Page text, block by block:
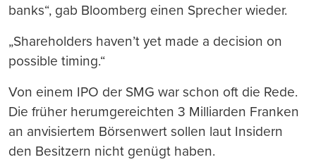
banks“, gab Bloomberg einen Sprecher wieder.
„Shareholders haven’t yet made a decision on
possible timing.“
Von einem IPO der SMG war schon oft die Rede.
Die früher herumgereichten 3 Milliarden Franken
an anvisiertem Börsenwert sollen laut Insidern
den Besitzern nicht genügt haben.